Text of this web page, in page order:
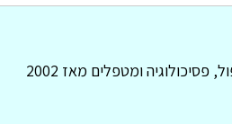
פסיכולוגיה ומטפלים מאז 2002